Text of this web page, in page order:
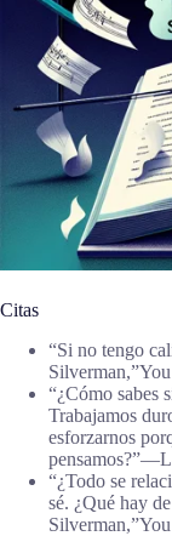
Citas
“Si no tengo
“¿Cómo sabes
Trabajamos
esforzarnos
“¿Todo se
sé. ¿Qué hay